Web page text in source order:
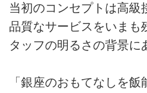
当初のコンセプトは高級
品質なサービスをいまも
タッフの明るさの背景に
「銀座のおもてなしを